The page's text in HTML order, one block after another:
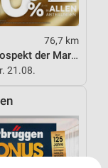
76,7 km
Spezial-Prospekt der Marken
21.08.